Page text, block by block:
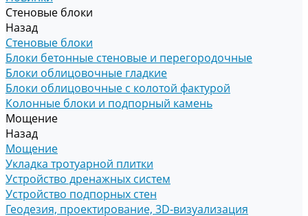
Стеновые блоки
Назад
Стеновые блоки
Блоки бетонные стеновые и перегородочные
Блоки облицовочные гладкие
Блоки облицовочные с колотой фактурой
Колонные блоки и подпорный камень
Мощение
Назад
Мощение
Укладка тротуарной плитки
Устройство дренажных систем
Устройство подпорных стен
Геодезия, проектирование, 3D-визуализация